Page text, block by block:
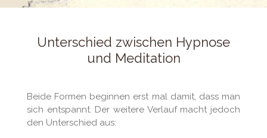
Unterschied zwischen Hypnose
und Meditation
Beide Formen beginnen erst mal damit, dass man
sich entspannt. Der weitere Verlauf macht jedoch
den Unterschied aus: